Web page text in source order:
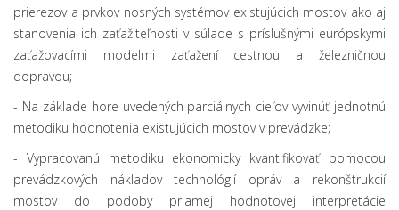
prierezov a prvkov nosných systémov existujúcich mostov ako aj
stanovenia ich zaťažiteľnosti v súlade s príslušnými európskymi
zaťažovacími modelmi zaťažení cestnou a železničnou
dopravou;
- Na základe hore uvedených parciálnych cieľov vyvinúť jednotnú
metodiku hodnotenia existujúcich mostov v prevádzke;
- Vypracovanú metodiku ekonomicky kvantifikovať pomocou
prevádzkových nákladov technológií opráv a rekonštrukcií
mostov do podoby priamej hodnotovej interpretácie